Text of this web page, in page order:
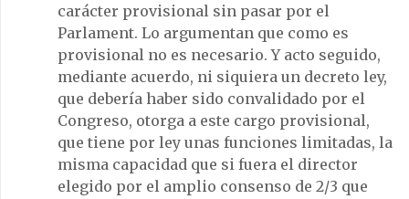
carácter provisional sin pasar por el
Parlament. Lo argumentan que como es
provisional no es necesario. Y acto seguido,
mediante acuerdo, ni siquiera un decreto ley,
que debería haber sido convalidado por el
Congreso, otorga a este cargo provisional,
que tiene por ley unas funciones limitadas, la
misma capacidad que si fuera el director
elegido por el amplio consenso de 2/3 que